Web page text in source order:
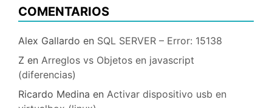
COMENTARIOS
Alex Gallardo en SQL SERVER – Error: 15138
Z en Arreglos vs Objetos en javascript
(diferencias)
Ricardo Medina en Activar dispositivo usb en